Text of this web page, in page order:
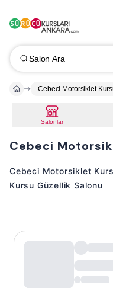
Salon Ara
Cebeci Motorsiklet
Salonlar
Cebeci
Cebeci Motorsiklet
Kursu Güzellik Salonu